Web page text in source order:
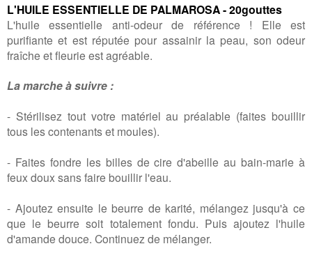
L'HUILE ESSENTIELLE DE PALMAROSA - 20gouttes
L'huile essentielle anti-odeur de référence ! Elle est
purifiante et est réputée pour assainir la peau, son odeur
fraîche et fleurie est agréable.
La marche à suivre :
- Stérilisez tout votre matériel au préalable (faites bouillir
tous les contenants et moules).
- Faites fondre les billes de cire d'abeille au bain-marie à
feux doux sans faire bouillir l'eau.
- Ajoutez ensuite le beurre de karité, mélangez jusqu'à ce
que le beurre soit totalement fondu. Puis ajoutez l'huile
d'amande douce. Continuez de mélanger.